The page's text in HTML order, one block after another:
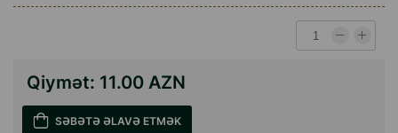
Qiymət: 11.00 AZN
SƏBƏTƏ ƏLAVƏ ETMƏK